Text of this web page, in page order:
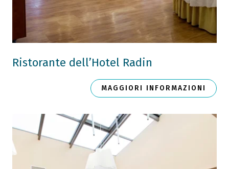
Ristorante dell’Hotel Radin
MAGGIORI INFORMAZIONI